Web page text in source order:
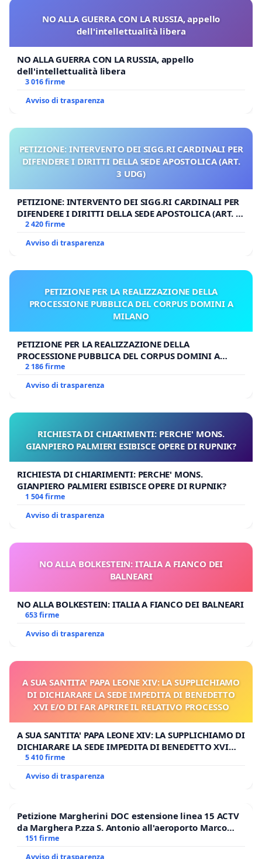
NO ALLA GUERRA CON LA RUSSIA, appello
dell'intellettualità libera
NO ALLA GUERRA CON LA RUSSIA, appello
dell'intellettualità libera
3 016 firme
Avviso di trasparenza
PETIZIONE: INTERVENTO DEI SIGG.RI CARDINALI PER
DIFENDERE I DIRITTI DELLA SEDE APOSTOLICA (ART.
3 UDG)
PETIZIONE: INTERVENTO DEI SIGG.RI CARDINALI PER
DIFENDERE I DIRITTI DELLA SEDE APOSTOLICA (ART. 3
UDG)
2 420 firme
Avviso di trasparenza
PETIZIONE PER LA REALIZZAZIONE DELLA
PROCESSIONE PUBBLICA DEL CORPUS DOMINI A
MILANO
PETIZIONE PER LA REALIZZAZIONE DELLA
PROCESSIONE PUBBLICA DEL CORPUS DOMINI A
MILANO
2 186 firme
Avviso di trasparenza
RICHIESTA DI CHIARIMENTI: PERCHE' MONS.
GIANPIERO PALMIERI ESIBISCE OPERE DI RUPNIK?
RICHIESTA DI CHIARIMENTI: PERCHE' MONS.
GIANPIERO PALMIERI ESIBISCE OPERE DI RUPNIK?
1 504 firme
Avviso di trasparenza
NO ALLA BOLKESTEIN: ITALIA A FIANCO DEI
BALNEARI
NO ALLA BOLKESTEIN: ITALIA A FIANCO DEI BALNEARI
653 firme
Avviso di trasparenza
A SUA SANTITA' PAPA LEONE XIV: LA SUPPLICHIAMO
DI DICHIARARE LA SEDE IMPEDITA DI BENEDETTO
XVI E/O DI FAR APRIRE IL RELATIVO PROCESSO
A SUA SANTITA' PAPA LEONE XIV: LA SUPPLICHIAMO DI
DICHIARARE LA SEDE IMPEDITA DI BENEDETTO XVI
E/O DI FAR APRIRE IL RELATIVO PROCESSO
5 410 firme
Avviso di trasparenza
Petizione Margherini DOC estensione linea 15 ACTV
da Marghera P.zza S. Antonio all'aeroporto Marco
Polo tariffa a € 1,50
151 firme